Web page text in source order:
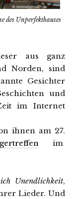
des Unperfekthauses
aus ganz
Norden, sind
Gesichter
und
im Internet
ihnen am 27.
im
Unendlichkeit,
Lieder. Und